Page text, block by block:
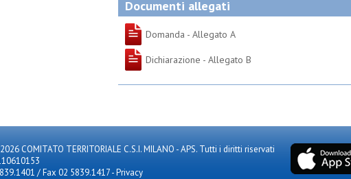
Documenti allegati
Domanda - Allegato A
Dichiarazione - Allegato B
COMITATO TERRITORIALE C.S.I. MILANO - APS. Tutti i diritti riservati
/ Fax 02 5839.1417-Privacy